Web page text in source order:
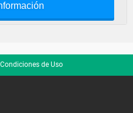
de Uso